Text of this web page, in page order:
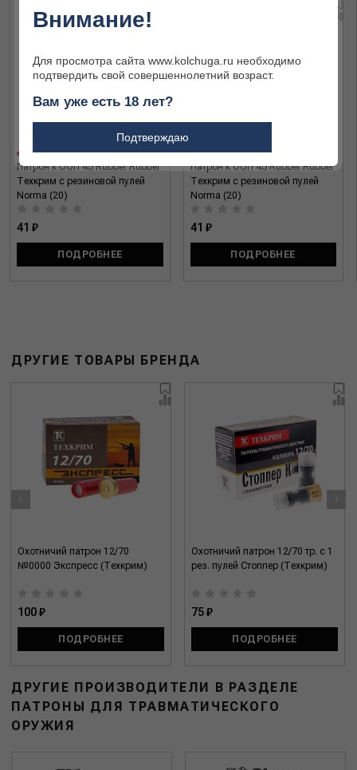
Патрон к ООП 45 Rubber Rubber
Техкрим с резиновой пулей
Norma (20)
41 ₽
ПОДРОБНЕЕ
Патрон к ООП 45 Rubber Rubber
Техкрим с резиновой пулей
Norma (20)
41 ₽
ПОДРОБНЕЕ
ДРУГИЕ ТОВАРЫ БРЕНДА
Охотничий патрон 12/70
№0000 Экспресс (Техкрим)
100 ₽
ПОДРОБНЕЕ
Охотничий патрон 12/70 тр. с 1
рез. пулей Стоппер (Техкрим)
75 ₽
ПОДРОБНЕЕ
‹ ›
ДРУГИЕ ПРОИЗВОДИТЕЛИ В РАЗДЕЛЕ
ПАТРОНЫ ДЛЯ ТРАВМАТИЧЕСКОГО
ОРУЖИЯ
Внимание!
Для просмотра сайта www.kolchuga.ru необходимо
подтвердить свой совершеннолетний возраст.
Вам уже есть 18 лет?
Подтверждаю